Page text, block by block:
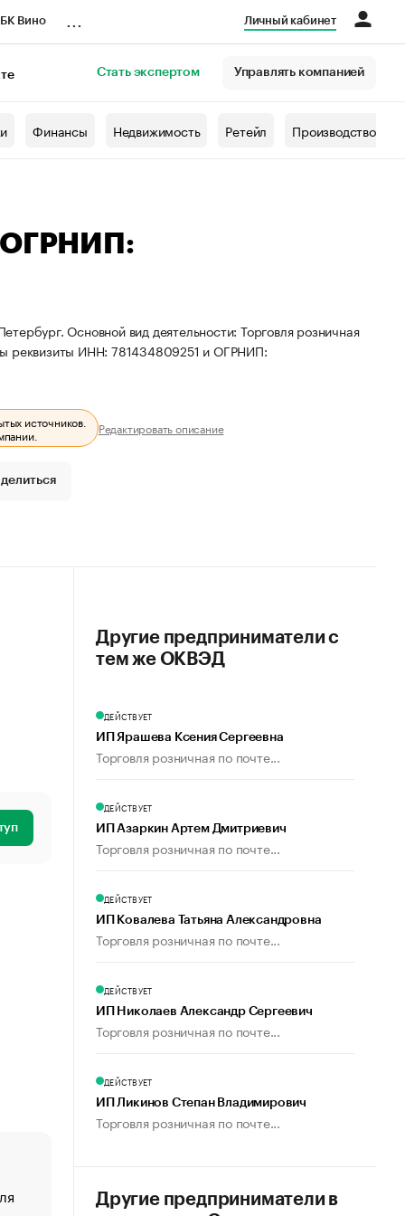
Вино Личный кабинет
Стать экспертом Управлять компанией
Финансы Недвижимость Ретейл Производство
ОГРНИП:
Основной вид деятельности: Торговля розничная
реквизиты ИНН: 781434809251 и ОГРНИП:
источников.
Редактировать описание
«От спорта тело стареет иначе». Как живет глава
Другие предприниматели с
тем же ОКВЭД
ДЕЙСТВУЕТ
ИП Ярашева Ксения Сергеевна
Торговля розничная по почте...
ДЕЙСТВУЕТ
ИП Азаркин Артем Дмитриевич
Торговля розничная по почте...
ДЕЙСТВУЕТ
ИП Ковалева Татьяна Александровна
Торговля розничная по почте...
ДЕЙСТВУЕТ
ИП Николаев Александр Сергеевич
Торговля розничная по почте...
ДЕЙСТВУЕТ
ИП Ликинов Степан Владимирович
Торговля розничная по почте...
Другие предприниматели в